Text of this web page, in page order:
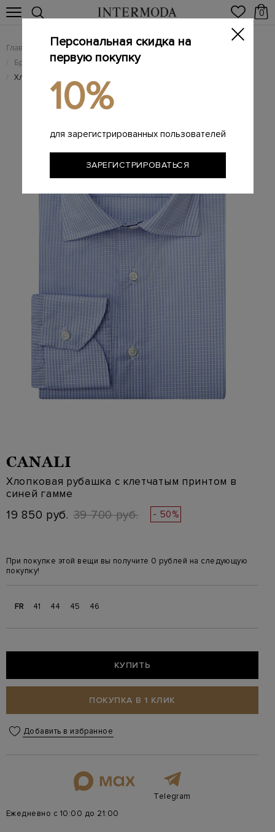
0
Главная Мужчинам / Одежда
/ Брендовые мужские рубашки
/ Хлопковая рубашка с клетчатым принтом в синей гамме
CANALI
Хлопковая рубашка с клетчатым принтом в
синей гамме
19 850 руб. 39 700 руб. - 50%
При покупке этой вещи вы получите 0 рублей на следующую
покупку!
FR 41 44 45 46
КУПИТЬ
ПОКУПКА В 1 КЛИК
Добавить в избранное
Telegram
Ежедневно с 10:00 до 21:00
Персональная скидка на
первую покупку
10%
для зарегистрированных пользователей
ЗАРЕГИСТРИРОВАТЬСЯ